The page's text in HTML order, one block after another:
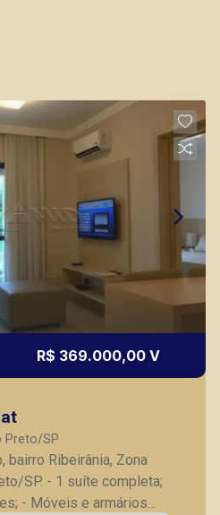
R$ 369.000,00 V
Preto/SP
bairro Ribeirânia, Zona
completa;
- Móveis e armários